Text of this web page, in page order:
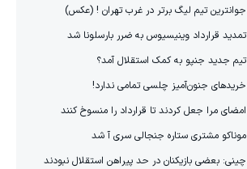
جوانترین تیم لیگ برتر در غرب تهران ! (عکس)
تمدید قرارداد وینیسیوس به ضرر بارسلونا شد
تیم جدید جنپو به کمک استقلال آمد؟
خریدهای جنون‌آمیز چلسی تمامی ندارد!
امضای مرا جعل کردند تا قرارداد را منسوخ کنند
موناکو مشتری ستاره جنجالی سری آ شد
چینی: بعضی بازیکنان در حد پیراهن استقلال نبودند